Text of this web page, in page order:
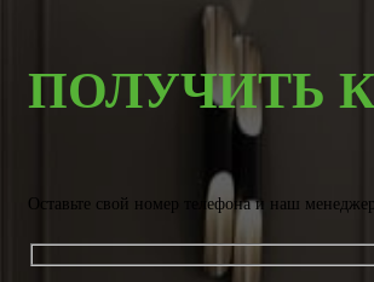
ПОЛУЧИТЬ
Оставьте свой номер телефона и наш